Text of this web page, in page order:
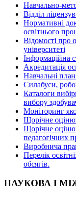
Навчально-
Відділ
Нормативні
освітнього
Відомості про
університеті
Інформаційна
Акредитація
Навчальні
Силабуси,
Каталоги
вибору
Моніторинг
Щорічне
Щорічне
педагогічних
Виробнича
Перелік
oбсягів.
НАУКОВА І